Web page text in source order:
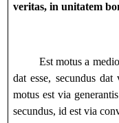
veritas, in unitatem
Est motus a
dat esse, secundus
motus est via
secundus, id est via